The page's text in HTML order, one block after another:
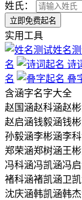
姓氏：
实用工具
姓名
名
诗
名
叠
含涵字名字大全
赵国涵赵科涵赵
赵启涵钱毅涵钱
孙毅涵李彬涵李
郑荣涵郑树涵王
冯科涵冯凯涵冯
褚科涵褚凯涵卫
沈庆涵韩凯涵韩